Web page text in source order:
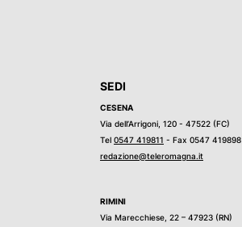
SEDI
CESENA
Via dell’Arrigoni, 120 - 47522 (FC)
Tel 0547 419811 - Fax 0547 419898
redazione@teleromagna.it
RIMINI
Via Marecchiese, 22 – 47923 (RN)